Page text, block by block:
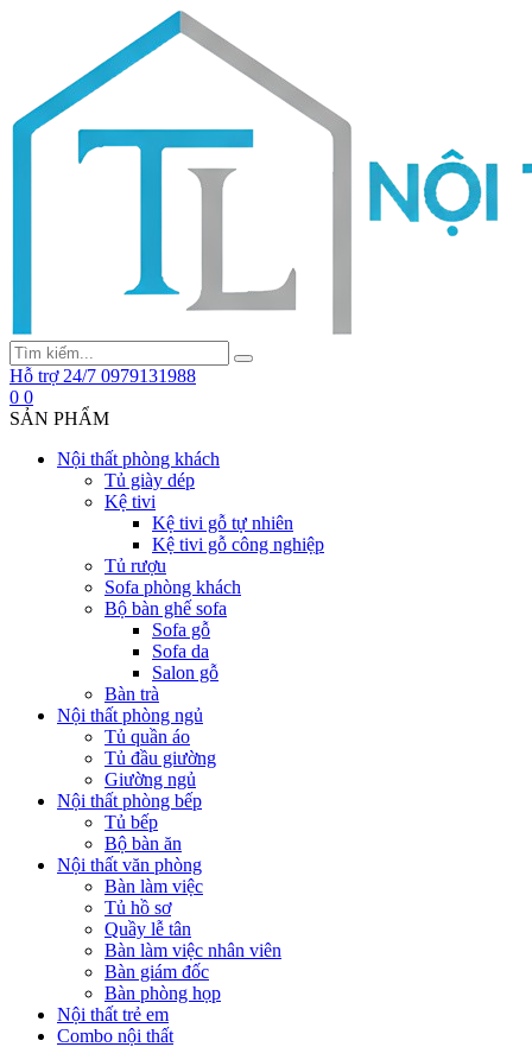
Hỗ trợ 24/7 0979131988
0 0
SẢN PHẨM
Nội thất phòng khách
Tủ giày dép
Kệ tivi
Kệ tivi gỗ tự nhiên
Kệ tivi gỗ công nghiệp
Tủ rượu
Sofa phòng khách
Bộ bàn ghế sofa
Sofa gỗ
Sofa da
Salon gỗ
Bàn trà
Nội thất phòng ngủ
Tủ quần áo
Tủ đầu giường
Giường ngủ
Nội thất phòng bếp
Tủ bếp
Bộ bàn ăn
Nội thất văn phòng
Bàn làm việc
Tủ hồ sơ
Quầy lễ tân
Bàn làm việc nhân viên
Bàn giám đốc
Bàn phòng họp
Nội thất trẻ em
Combo nội thất